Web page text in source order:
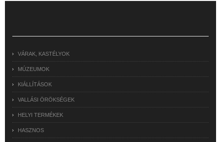
VÁRAK, KASTÉLYOK
MÚZEUMOK
KIÁLLÍTÁSOK
VALLÁSI ÖRÖKSÉGEK
HELYI TERMÉKEK
HASZNOS